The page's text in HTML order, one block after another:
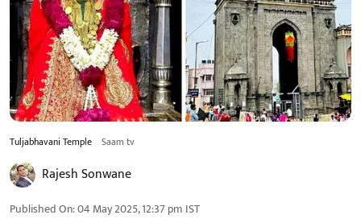
Tuljabhavani Temple Saam tv
Rajesh Sonwane
Published On:04 May 2025, 12:37 pm IST